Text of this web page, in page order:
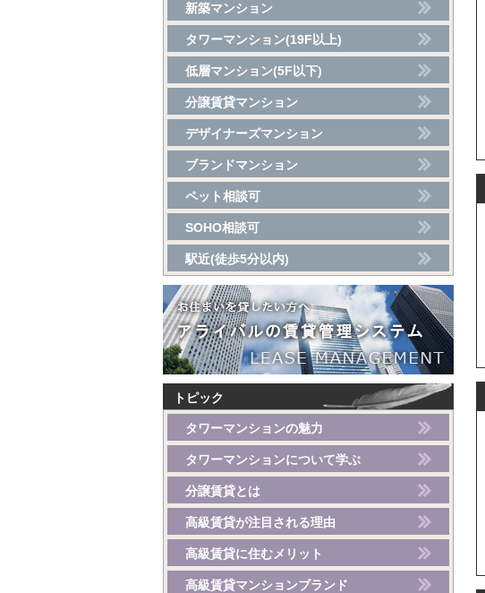
新築マンション
タワーマンション(19F以上)
低層マンション(5F以下)
分譲賃貸マンション
デザイナーズマンション
ブランドマンション
ペット相談可
SOHO相談可
駅近(徒歩5分以内)
トピック
タワーマンションの魅力
タワーマンションについて学ぶ
分譲賃貸とは
高級賃貸が注目される理由
高級賃貸に住むメリット
高級賃貸マンションブランド